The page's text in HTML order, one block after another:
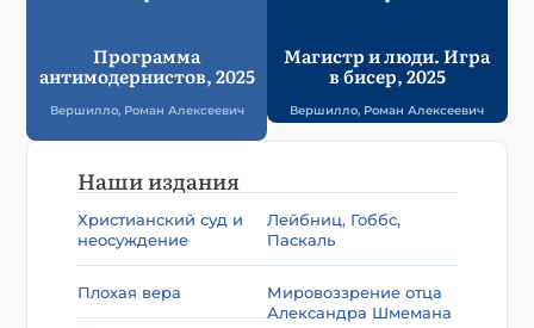
Программа
антимодернистов, 2025
Вершилло, Роман Алексеевич
Магистр и люди. Игра
в бисер, 2025
Вершилло, Роман Алексеевич
Наши издания
Христианский суд и
неосуждение
Плохая вера
Лейбниц, Гоббс,
Паскаль
Мировоззрение отца
Александра Шмемана